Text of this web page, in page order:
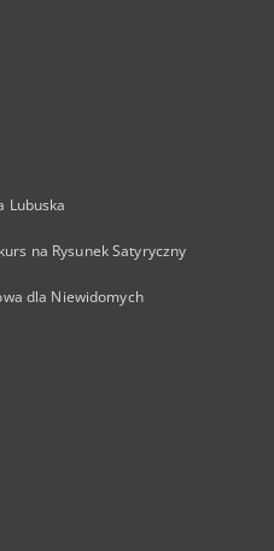
Lubuska
na Rysunek Satyryczny
dla Niewidomych